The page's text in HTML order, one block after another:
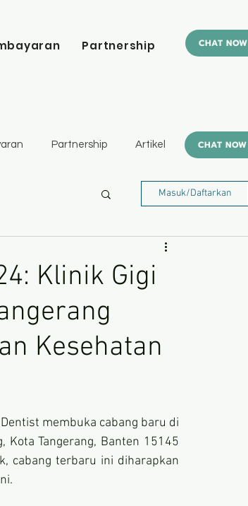
CHAT NOW
Partnership
Partnership Artikel CHAT NOW
Masuk/Daftarkan
Klinik Gigi
Kesehatan
membuka cabang baru di
Kota Tangerang, Banten 15145
cabang terbaru ini diharapkan